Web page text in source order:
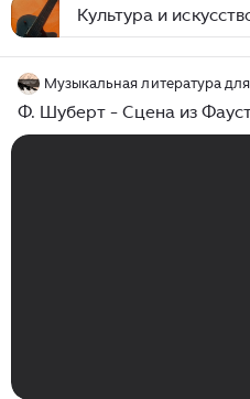
Культура и
Музыкальная литература
Ф. Шуберт - Сцена из